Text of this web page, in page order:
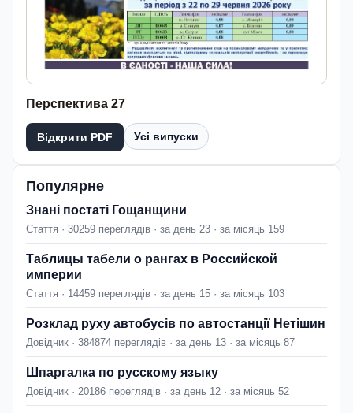
Перспектива 27
Відкрити PDF Усі випуски
Популярне
Знані постаті Гощанщини
Стаття · 30259 переглядів · за день 23 · за місяць 159
Таблицы табели о рангах в Российской
империи
Стаття · 14459 переглядів · за день 15 · за місяць 103
Розклад руху автобусів по автостанції Нетішин
Довідник · 384874 переглядів · за день 13 · за місяць 87
Шпаргалка по русскому языку
Довідник · 20186 переглядів · за день 12 · за місяць 52